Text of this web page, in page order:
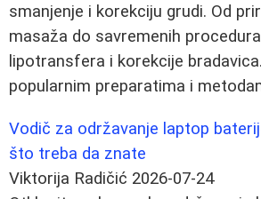
smanjenje i korekciju grudi. Od
masaža do savremenih
lipotransfera i korekcije
popularnim preparatima i
Vodič za održavanje laptop
što treba da znate
Viktorija Radičić 2026-07-24